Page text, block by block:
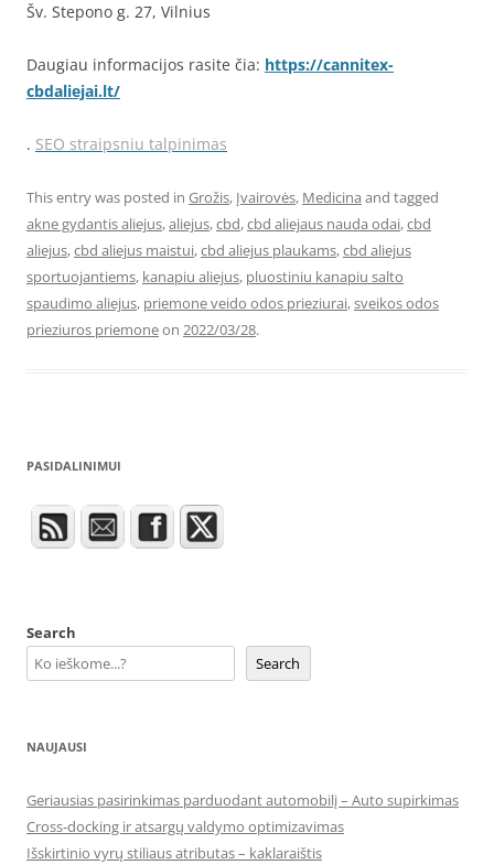
Šv. Stepono g. 27, Vilnius
Daugiau informacijos rasite čia: https://cannitex-
cbdaliejai.lt/
. SEO straipsniu talpinimas
This entry was posted in Grožis, Įvairovės, Medicina and tagged
akne gydantis aliejus,aliejus,cbd,cbd aliejaus nauda odai,cbd
aliejus,cbd aliejus maistui,cbd aliejus plaukams,cbd aliejus
sportuojantiems, kanapiu aliejus, pluostiniu kanapiu salto
spaudimo aliejus, priemone veido odos prieziurai,sveikos odos
prieziuros priemoneon 2022/03/28.
PASIDALINIMUI
Search
Search
NAUJAUSI
Geriausias pasirinkimas parduodant automobilį – Auto supirkimas
Cross-docking ir atsargų valdymo optimizavimas
Išskirtinio vyrų stiliaus atributas – kaklaraištis